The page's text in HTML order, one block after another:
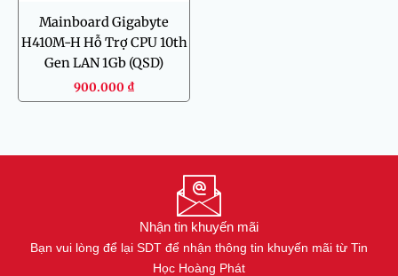
Mainboard Gigabyte
H410M-H Hỗ Trợ CPU 10th
Gen LAN 1Gb (QSD)
900.000 ₫
Nhận tin khuyến mãi
Bạn vui lòng để lại SDT để nhận thông tin khuyến mãi từ Tin
Học Hoàng Phát